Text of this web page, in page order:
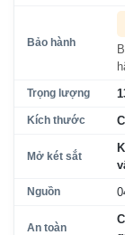
Bảo hành
Trọng lượng
Kích thước
Mở két sắt
Nguồn
An toàn